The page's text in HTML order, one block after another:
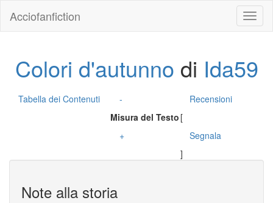
Acciofanfiction
Colori d'autunno di Ida59
Tabella dei Contenuti
-
Misura del Testo
+
Recensioni
[
Segnala
]
Note alla storia